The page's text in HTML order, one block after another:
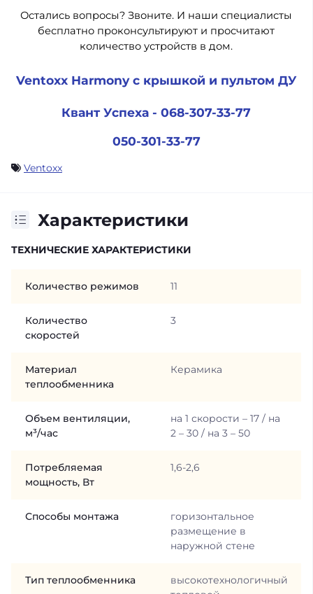
Остались вопросы? Звоните. И наши специалисты
бесплатно проконсультируют и просчитают
количество устройств в дом.
Ventoxx Harmony с крышкой и пультом ДУ
Квант Успеха - 068-307-33-77
050-301-33-77
Ventoxx
Характеристики
ТЕХНИЧЕСКИЕ ХАРАКТЕРИСТИКИ
Количество режимов 11
Количество
скоростей
3
Материал
теплообменника
Керамика
Объем вентиляции,
м³/час
на 1 скорости – 17 / на
2 – 30 / на 3 – 50
Потребляемая
мощность, Вт
1,6-2,6
Способы монтажа
горизонтальное
размещение в
наружной стене
Тип теплообменника
высокотехнологичный